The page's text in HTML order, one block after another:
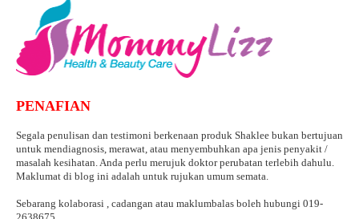
PENAFIAN
Segala penulisan dan testimoni berkenaan produk Shaklee bukan bertujuan
untuk mendiagnosis, merawat, atau menyembuhkan apa jenis penyakit /
masalah kesihatan. Anda perlu merujuk doktor perubatan terlebih dahulu.
Maklumat di blog ini adalah untuk rujukan umum semata.
Sebarang kolaborasi , cadangan atau maklumbalas boleh hubungi 019-
2638675.